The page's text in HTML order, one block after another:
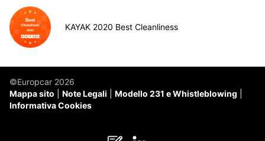
KAYAK 2020 Best Cleanliness
©Europcar 2026
Mappa sito
Note Legali
Modello 231 e Whistleblowing
Informativa Cookies